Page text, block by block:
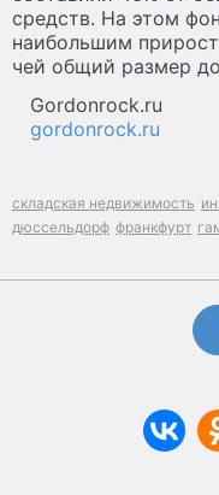
средств. На этом
наибольшим
чей общий размер
Gordonrock.ru
gordonrock.ru
складская недвижимость
дюссельдорф франкфурт